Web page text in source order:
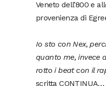
Veneto dell’800 e
provenienza di
Io sto con Nex,
quanto me, invece
rotto i beat con il
scritta